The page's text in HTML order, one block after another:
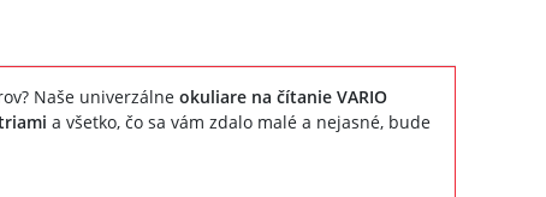
Naše univerzálneokuliare na čítanie VARIO
a všetko, čo sa vám zdalo malé a nejasné, bude